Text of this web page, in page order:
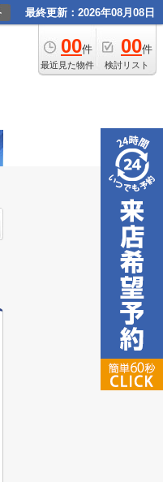
最終更新：2026年08月08日
00件
最近見た物件
00件
検討リスト